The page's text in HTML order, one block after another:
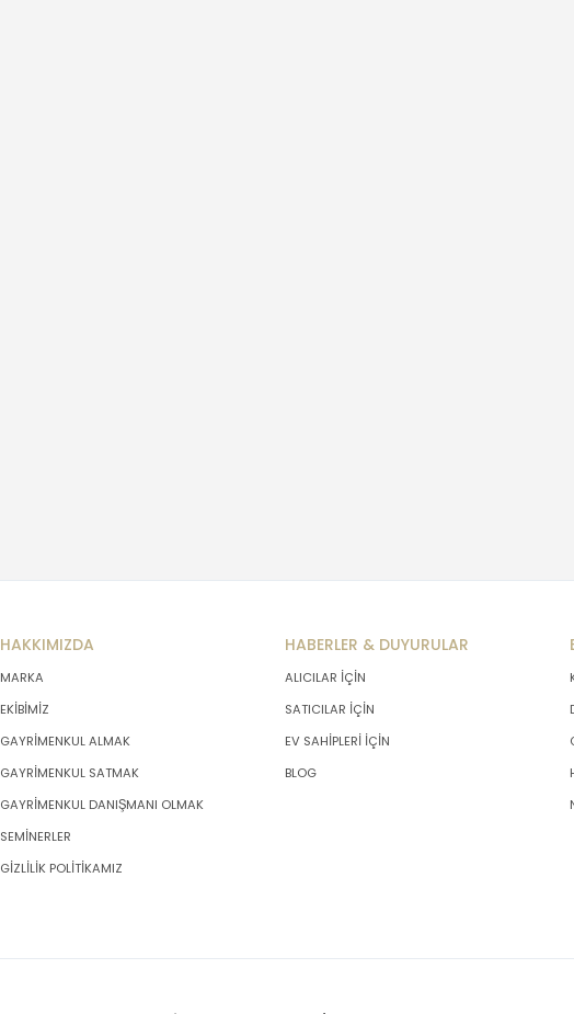
HAKKIMIZDA
MARKA
EKİBİMİZ
GAYRİMENKUL ALMAK
GAYRİMENKUL SATMAK
GAYRİMENKUL DANIŞMANI OLMAK
SEMİNERLER
GİZLİLİK POLİTİKAMIZ
HABERLER & DUYURULAR
ALICILAR İÇİN
SATICILAR İÇİN
EV SAHİPLERİ İÇİN
BLOG